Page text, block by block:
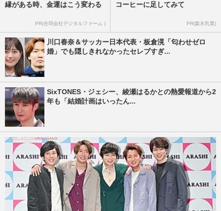
縁がある時、金運はこう変わる
PR(合同会社デジタルファーム )
コーヒーに足してみて
PR(森永乳業)
川口春奈＆サッカー日本代表・板倉滉「匂わせゼロ
婚」でも隠しきれなかったセレブすぎ...
SixTONES・ジェシー、綾瀬はるかとの熱愛報道から2
年も「結婚計画はいったん...